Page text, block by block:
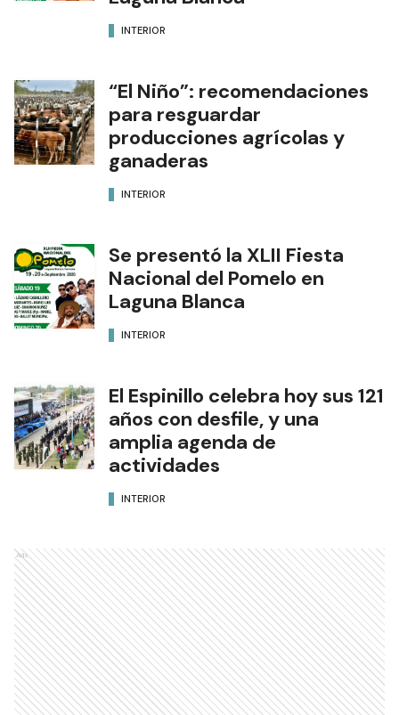
INTERIOR
“El Niño”: recomendaciones
para resguardar
producciones agrícolas y
ganaderas
INTERIOR
Se presentó la XLII Fiesta
Nacional del Pomelo en
Laguna Blanca
INTERIOR
El Espinillo celebra hoy sus 121
años con desfile, y una
amplia agenda de
actividades
INTERIOR
Ads